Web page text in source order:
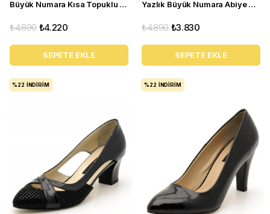
Büyük Numara Kısa Topuklu Kadın Stiletto KDR1308 Siyah
₺4.220
₺4.890
SEPETE EKLE
Yazlık Büyük Numara Abiye Stiletto Ayakkabı 2030 Bej
₺3.830
₺4.890
SEPETE EKLE
%22 İNDIRIM %22 İNDIRIM